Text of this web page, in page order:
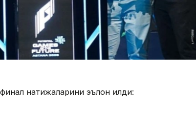
натижаларини эълон қилди: